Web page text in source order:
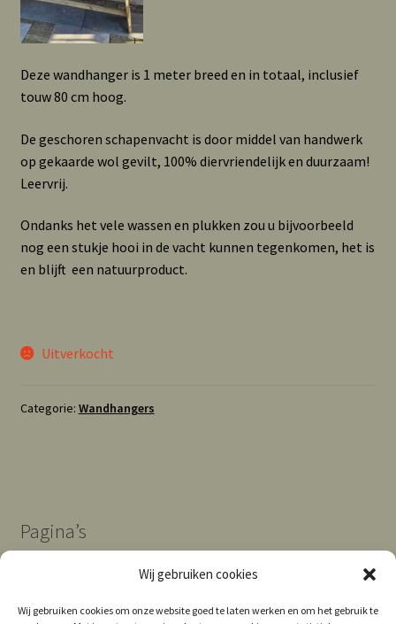
Wij gebruiken cookies
Wij gebruiken cookies om onze website goed te laten werken en om het gebruik te
Deze wandhanger is 1 meter breed en in totaal, inclusief
touw 80 cm hoog.
De geschoren schapenvacht is door middel van handwerk
op gekaarde wol gevilt, 100% diervriendelijk en duurzaam!
Leervrij.
Ondanks het vele wassen en plukken zou u bijvoorbeeld
nog een stukje hooi in de vacht kunnen tegenkomen, het is
en blijft een natuurproduct.
Uitverkocht
Categorie: Wandhangers
Pagina’s